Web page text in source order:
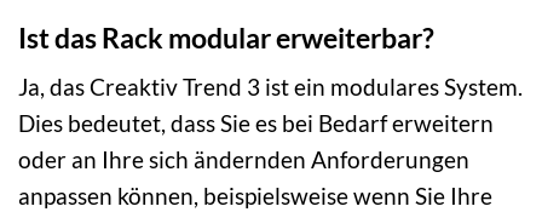
Ist das Rack modular erweiterbar?
Ja, das Creaktiv Trend 3 ist ein modulares System.
Dies bedeutet, dass Sie es bei Bedarf erweitern
oder an Ihre sich ändernden Anforderungen
anpassen können, beispielsweise wenn Sie Ihre